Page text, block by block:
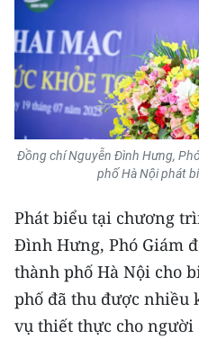
Đồng chí Nguyễn Đình Hưng,
phố Hà Nội phát
Phát biểu tại chương
Đình Hưng, Phó Giám
thành phố Hà Nội cho
phố đã thu được nhiều
vụ thiết thực cho người